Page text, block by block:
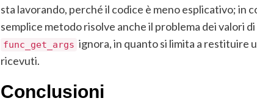
sta lavorando, perché il codice è meno esplicativo; in
semplice metodo risolve anche il problema dei valori
func_get_args ignora, in quanto si limita a restituire
ricevuti.
Conclusioni